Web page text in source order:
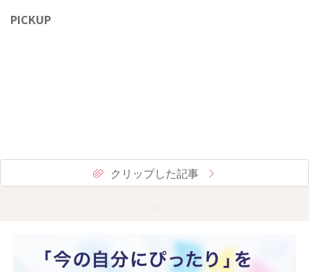
PICKUP
クリップした記事